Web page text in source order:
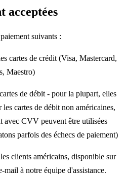
acceptées
suivants :
cartes de crédit (Visa, Mastercard,
Maestro)
de débit - pour la plupart, elles
cartes de débit non américaines,
avec CVV peuvent être utilisées
parfois des échecs de paiement)
clients américains, disponible sur
mail à notre équipe d'assistance.